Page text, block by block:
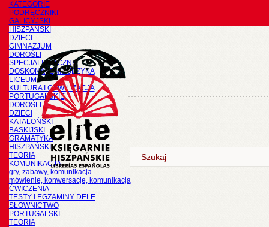
KATEGORIE
PODRĘCZNIKI
GALICYJSKI
HISZPAŃSKI
DZIECI
GIMNAZJUM
DOROŚLI
SPECJALISTYCZNE
DOSKONALENIE JĘZYKA
LICEUM
KULTURA I CYWILIZACJA
PORTUGALSKIE
DOROŚLI
DZIECI
KATALOŃSKI
BASKIJSKI
GRAMATYKA
HISZPAŃSKI
TEORIA
KOMUNIKACJA
gry, zabawy, komunikacja
mówienie, konwersacje, komunikacja
ĆWICZENIA
TESTY I EGZAMINY DELE
SŁOWNICTWO
PORTUGALSKI
TEORIA